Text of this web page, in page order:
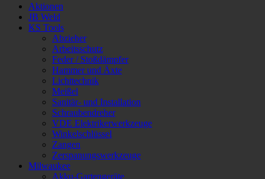
Aktionen
JB Weld
KS Tools
Abzieher
Arbeitsschutz
Feder / Stoßdämpfer
Hammer und Äxte
Lichttechnik
Meißel
Sanitär- und Installation
Schraubendreher
VDE Elektrikerwerkzeuge
Winkelschlüssel
Zangen
Zerspanungswerkzeuge
Milwaukee
Akku-Gartengeräte